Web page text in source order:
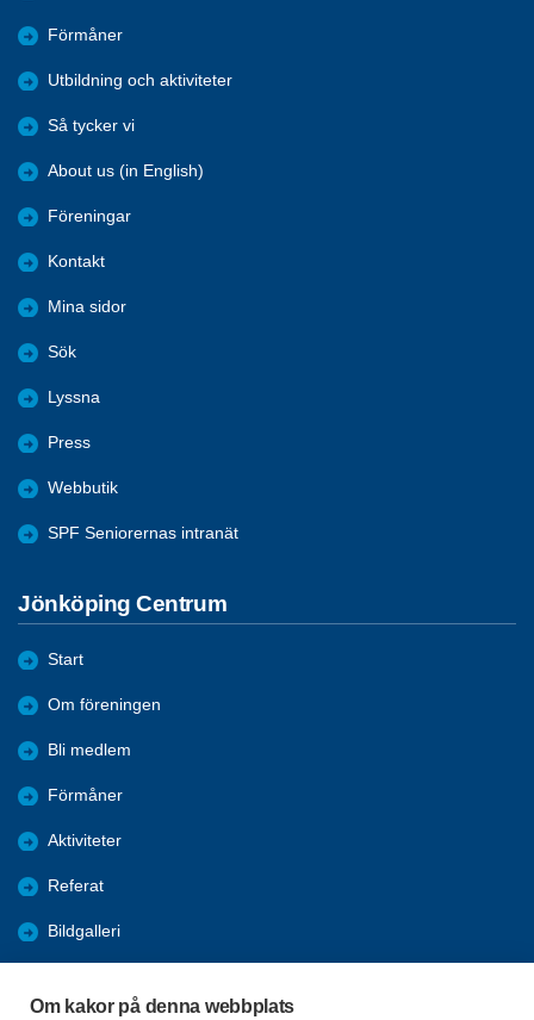
Om kakor på denna webbplats
Förmåner
Utbildning och aktiviteter
Så tycker vi
About us (in English)
Föreningar
Kontakt
Mina sidor
Sök
Lyssna
Press
Webbutik
SPF Seniorernas intranät
Jönköping Centrum
Start
Om föreningen
Bli medlem
Förmåner
Aktiviteter
Referat
Bildgalleri